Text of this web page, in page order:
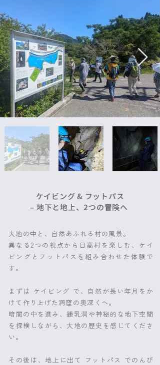
ケイビング & フットパス
– 地下と地上、2つの冒険へ
大地の中と、自然あふれる村の風景。
異なる2つの視点から日高村を楽しむ、ケイ
ビングとフットパスを組み合わせた体験で
す。
まずは ケイビング で、自然が長い年月をか
けて作り上げた洞窟の奥深くへ。
暗闇の中を進み、鍾乳洞や神秘的な地下空間
を探検しながら、大地の歴史を感じてくださ
い。
その後は、地上に出て フットパス でのんび